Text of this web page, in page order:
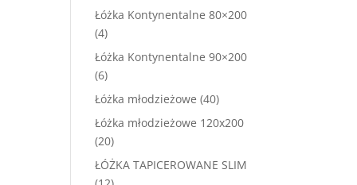
produktów
Łóżka Kontynentalne 80×200
44
produkty
Łóżka Kontynentalne 90×200
66
produktów
Łóżka młodzieżowe 4040
produktów
Łóżka młodzieżowe 120x200
2020
produktów
ŁÓŻKA TAPICEROWANE SLIM